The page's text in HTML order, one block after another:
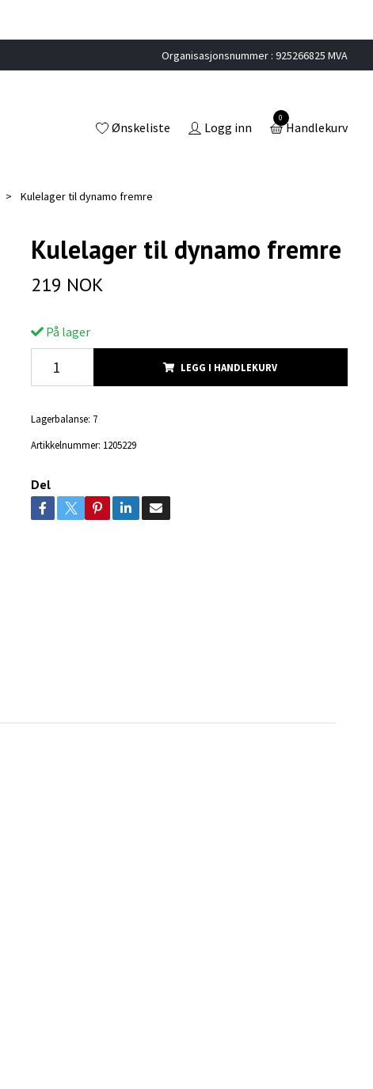
Organisasjonsnummer : 925266825 MVA
Ønskeliste Logg inn
0
Handlekurv
Kulelager til dynamo fremre
Kulelager til dynamo fremre
219 NOK
På lager
LEGG I HANDLEKURV
Lagerbalanse: 7
Artikkelnummer: 1205229
Del